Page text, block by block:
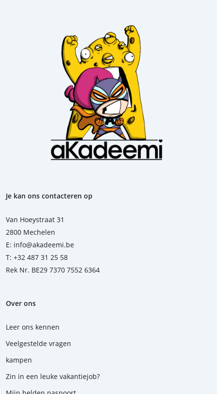
Je kan ons contacteren op
Van Hoeystraat 31
2800 Mechelen
E: info@akadeemi.be
T: +32 487 31 25 58
Rek Nr. BE29 7370 7552 6364
Over ons
Leer ons kennen
Veelgestelde vragen
kampen
Zin in een leuke vakantiejob?